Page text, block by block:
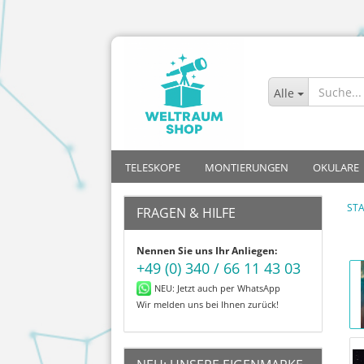
Alle
TELESKOPE
Allrounder
Mond
Planeten
Deep-Sky
Kinder
MONTIERUNGEN
Azimutal mit Go-To
Azimutal ohne Go-To
Parallaktisch mit Go-To
Parallaktisch ohne Go-To
OKULARE
Plössl
Super
FRAGEN & HILFE
Nennen Sie uns Ihr Anliegen:
+49 (0) 340 / 66 11 43 03
NEU: Jetzt auch per WhatsApp
Wir melden uns bei Ihnen zurück!